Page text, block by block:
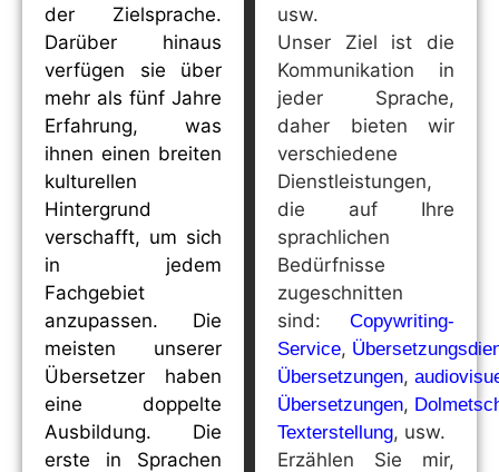
der Zielsprache.
Darüber hinaus
verfügen sie über
mehr als fünf Jahre
Erfahrung, was
ihnen einen breiten
kulturellen
Hintergrund
verschafft, um sich
in jedem
Fachgebiet
anzupassen. Die
meisten unserer
Übersetzer haben
eine doppelte
Ausbildung. Die
erste in Sprachen
usw.
Unser Ziel ist die
Kommunikation in
jeder Sprache,
daher bieten wir
verschiedene
Dienstleistungen,
die auf Ihre
sprachlichen
Bedürfnisse
zugeschnitten
sind: Copywriting-
Service,
Übersetzungen,
Übersetzungen,
Texterstellung, usw.
Erzählen Sie mir,